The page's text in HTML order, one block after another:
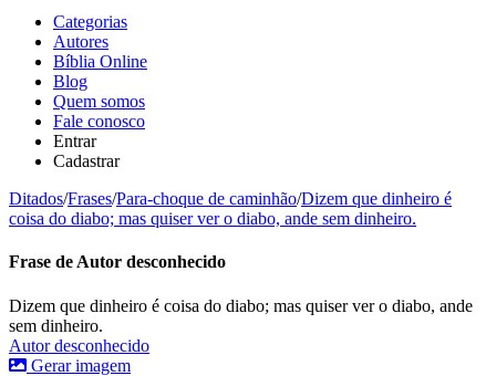
Categorias
Autores
Bíblia Online
Blog
Quem somos
Fale conosco
Entrar
Cadastrar
Ditados/Frases/Para-choque de caminhão/Dizem que dinheiro é
coisa do diabo; mas quiser ver o diabo, ande sem dinheiro.
Frase de Autor desconhecido
Dizem que dinheiro é coisa do diabo; mas quiser ver o diabo, ande
sem dinheiro.
Autor desconhecido
Gerar imagem